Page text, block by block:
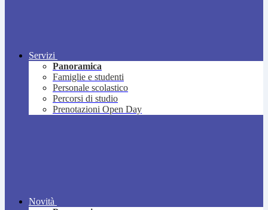
Servizi
Panoramica
Famiglie e studenti
Personale scolastico
Percorsi di studio
Prenotazioni Open Day
Novità